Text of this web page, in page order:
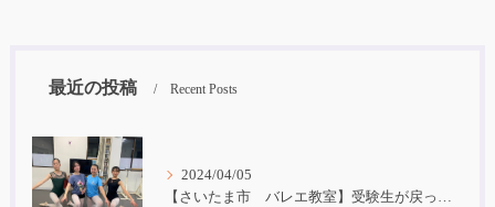
最近の投稿 Recent Posts
2024/04/05
【さいたま市 バレエ教室】受験生が戻ってきました！